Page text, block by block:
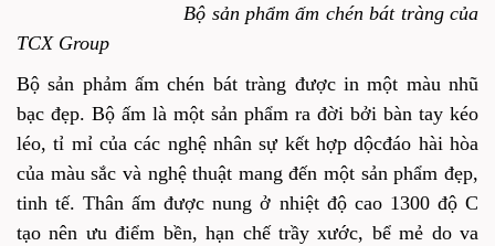
Bộ sản phẩm ấm chén bát tràng của
TCX Group
Bộ sản phảm ấm chén bát tràng được in một màu nhũ
bạc đẹp. Bộ ấm là một sản phẩm ra đời bởi bàn tay kéo
léo, tỉ mỉ của các nghệ nhân sự kết hợp dộcđáo hài hòa
của màu sắc và nghệ thuật mang đến một sản phẩm đẹp,
tinh tế. Thân ấm được nung ở nhiệt độ cao 1300 độ C
tạo nên ưu điểm bền, hạn chế trầy xước, bể mẻ do va